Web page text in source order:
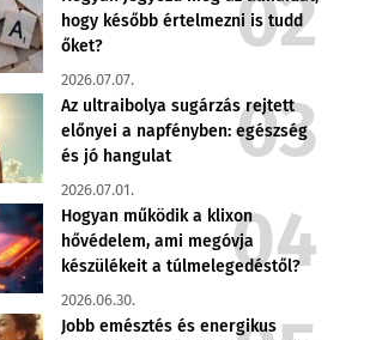
hogy később értelmezni is tudd
őket?
2026.07.07.
Az ultraibolya sugárzás rejtett
előnyei a napfényben: egészség
és jó hangulat
2026.07.01.
Hogyan működik a klixon
hővédelem, ami megóvja
készülékeit a túlmelegedéstől?
2026.06.30.
Jobb emésztés és energikus